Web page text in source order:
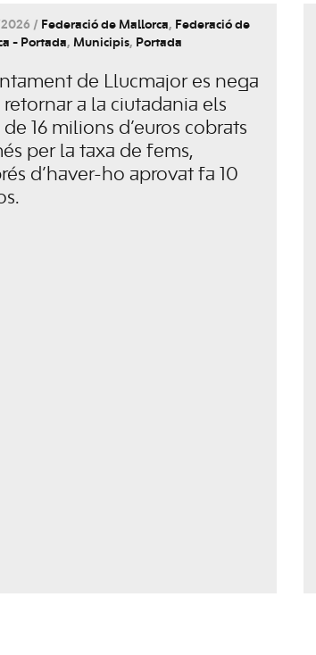
/ Federació de Mallorca, Federació de
- Portada, Municipis, Portada
de Llucmajor es nega
retornar a la ciutadania els
16 milions d’euros cobrats
per la taxa de fems,
d’haver-ho aprovat fa 10